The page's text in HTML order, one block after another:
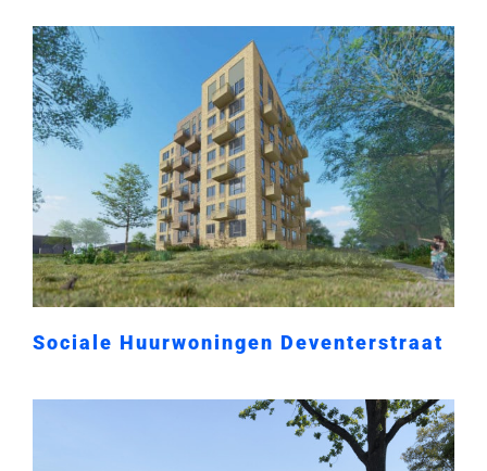
Sociale Huurwoningen Deventerstraat